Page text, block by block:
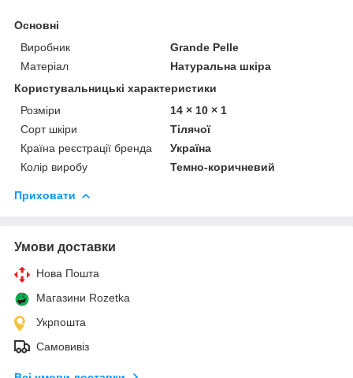
Основні
Виробник
Grande Pelle
Матеріал
Натуральна шкіра
Користувальницькі характеристики
Розміри
14 × 10 × 1
Сорт шкіри
Тілячої
Країна реєстрації бренда
Україна
Колір виробу
Темно-коричневий
Приховати
Умови доставки
Нова Пошта
Магазини Rozetka
Укрпошта
Самовивіз